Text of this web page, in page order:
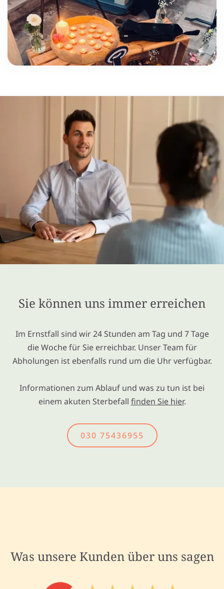
Sie können uns immer erreichen
Im Ernstfall sind wir 24 Stunden am Tag und 7 Tage
die Woche für Sie erreichbar. Unser Team für
Abholungen ist ebenfalls rund um die Uhr verfügbar.
Informationen zum Ablauf und was zu tun ist bei
einem akuten Sterbefall finden Sie hier.
030 75436955
Was unsere Kunden über uns sagen